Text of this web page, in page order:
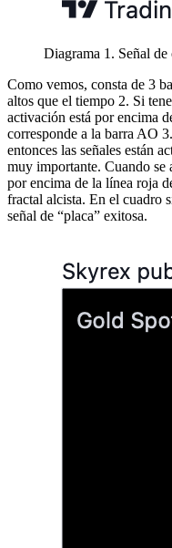
Diagrama 1. Señal de
Como vemos, consta de 3
altos que el tiempo 2. Si
activación está por encima
corresponde a la barra AO
entonces las señales están
muy importante. Cuando se
por encima de la línea roja
fractal alcista. En el cuadro
señal de “placa” exitosa.